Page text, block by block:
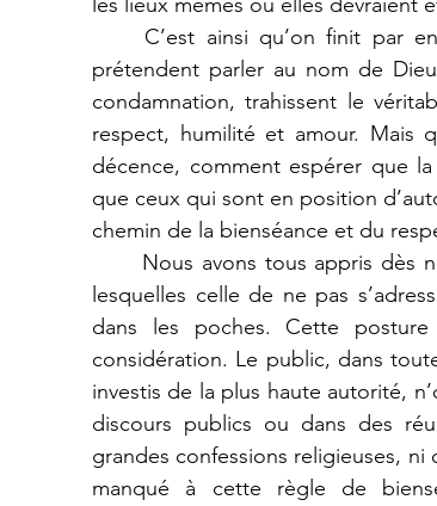
prétendent parler au nom de
condamnation, trahissent le
respect, humilité et amour. Mais
décence, comment espérer que
que ceux qui sont en position
chemin de la bienséance et du
lesquelles celle de ne pas
dans les poches. Cette
considération. Le public, dans
investis de la plus haute autorité,
discours publics ou dans des
grandes confessions religieuses, ni
manqué à cette règle de